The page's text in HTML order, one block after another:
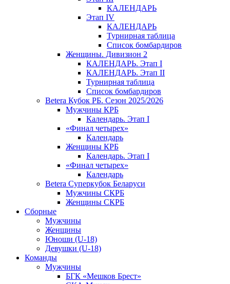
КАЛЕНДАРЬ
Этап IV
КАЛЕНДАРЬ
Турнирная таблица
Список бомбардиров
Женщины. Дивизион 2
КАЛЕНДАРЬ. Этап I
КАЛЕНДАРЬ. Этап II
Турнирная таблица
Список бомбардиров
Betera Кубок РБ. Сезон 2025/2026
Мужчины КРБ
Календарь. Этап I
«Финал четырех»
Календарь
Женщины КРБ
Календарь. Этап I
«Финал четырех»
Календарь
Betera Суперкубок Беларуси
Мужчины СКРБ
Женщины СКРБ
Сборные
Мужчины
Женщины
Юноши (U-18)
Девушки (U-18)
Команды
Мужчины
БГК «Мешков Брест»